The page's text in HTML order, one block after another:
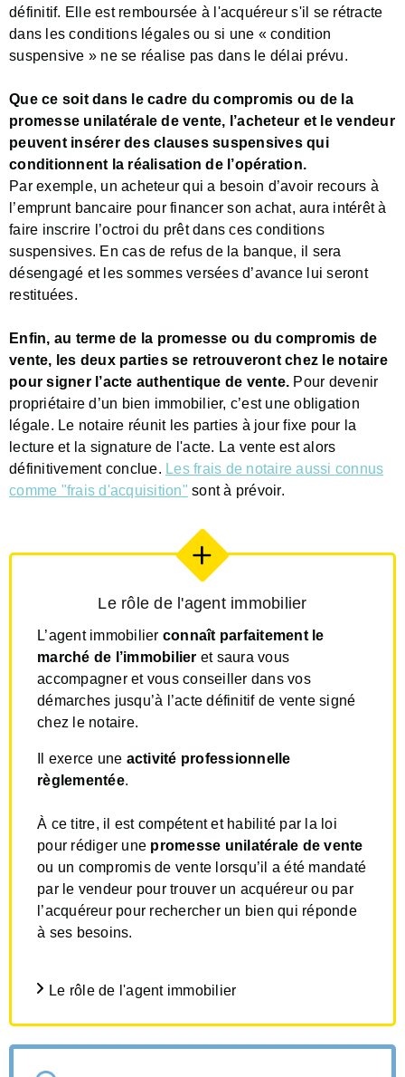
définitif. Elle est remboursée à l'acquéreur s'il se rétracte
dans les conditions légales ou si une « condition
suspensive » ne se réalise pas dans le délai prévu.
Que ce soit dans le cadre du compromis ou de la
promesse unilatérale de vente, l’acheteur et le vendeur
peuvent insérer des clauses suspensives qui
conditionnent la réalisation de l’opération.
Par exemple, un acheteur qui a besoin d’avoir recours à
l’emprunt bancaire pour financer son achat, aura intérêt à
faire inscrire l’octroi du prêt dans ces conditions
suspensives. En cas de refus de la banque, il sera
désengagé et les sommes versées d’avance lui seront
restituées.
Enfin, au terme de la promesse ou du compromis de
vente, les deux parties se retrouveront chez le notaire
pour signer l’acte authentique de vente. Pour devenir
propriétaire d’un bien immobilier, c’est une obligation
légale. Le notaire réunit les parties à jour fixe pour la
lecture et la signature de l'acte. La vente est alors
définitivement conclue. Les frais de notaire aussi connus
comme "frais d'acquisition" sont à prévoir.
Le rôle de l'agent immobilier
L’agent immobilier connaît parfaitement le
marché de l’immobilier et saura vous
accompagner et vous conseiller dans vos
démarches jusqu’à l’acte définitif de vente signé
chez le notaire.
Il exerce une activité professionnelle
règlementée.
À ce titre, il est compétent et habilité par la loi
pour rédiger une promesse unilatérale de vente
ou un compromis de vente lorsqu’il a été mandaté
par le vendeur pour trouver un acquéreur ou par
l’acquéreur pour rechercher un bien qui réponde
à ses besoins.
Le rôle de l'agent immobilier